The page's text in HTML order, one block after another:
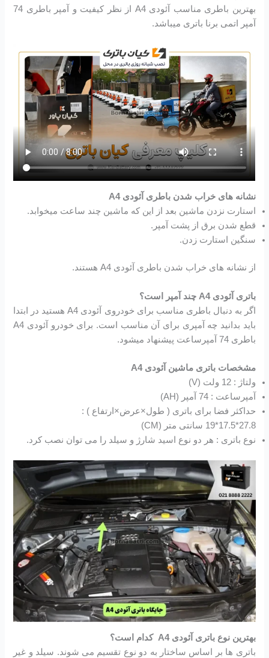
بهترین باطری مناسب آئودی A4 از نظر کیفیت و آمپر باطری 74
آمپر اتمی برنا باتری میباشد.
نشانه های خراب شدن باطری آئودی A4
استارت نزدن ماشین بعد از این که ماشین چند ساعت میخوابد.
قطع شدن برق از پشت آمپر.
سنگین استارت زدن.
از نشانه های خراب شدن باطری آئودی A4 هستند.
باتری آئودی A4 چند آمپر است؟
اگر به دنبال باطری مناسب برای خودروی آئودی A4 هستید در ابتدا
باید بدانید چه آمپری برای آن مناسب است. برای خودرو آئودی A4
باطری 74 آمپرساعت پیشنهاد میشود.
مشخصات باتری ماشین آئودی A4
ولتاژ : 12 ولت (V)
آمپرساعت : 74 آمپر (AH)
حداکثر فضا برای باتری ( طول×عرض×ارتفاع ) :
27.8*17.5*19 سانتی متر (CM)
نوع باتری : هر دو نوع اسید شارژ و سیلد را می توان نصب کرد.
بهترین نوع باتری آئودی A4 کدام است؟
باتری ها بر اساس ساختار به دو نوع تقسیم می شوند. سیلد و غیر